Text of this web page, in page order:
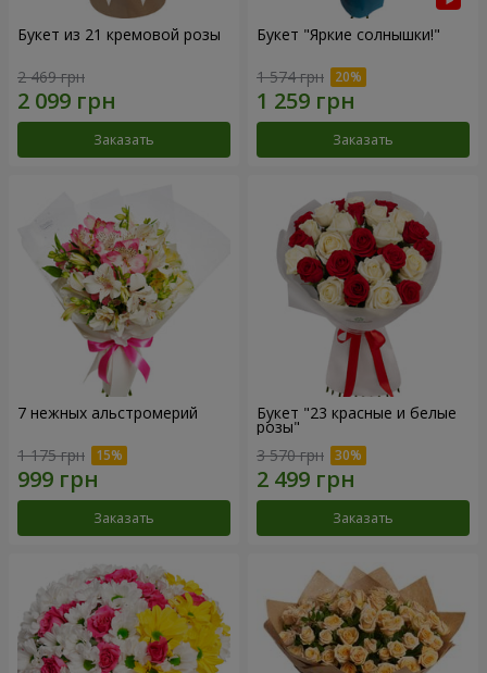
Букет из 21 кремовой розы
2 469 грн
Заказать
Букет "Яркие солнышки!"
1 574 грн
Заказать
7 нежных альстромерий
1 175 грн
Заказать
Букет "23 красные и белые
розы"
3 570 грн
Заказать